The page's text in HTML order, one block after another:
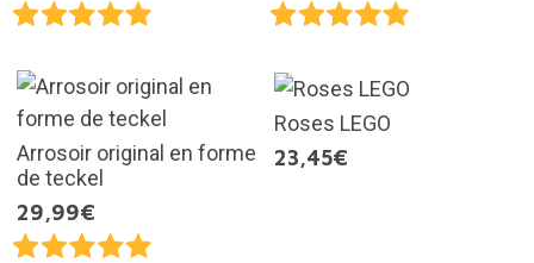
Arrosoir original en forme
de teckel
29,99€
Roses LEGO
23,45€